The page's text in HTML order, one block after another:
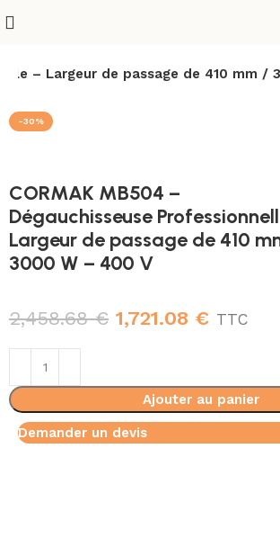
– Largeur de passage de 410 mm /
-30%
CORMAK MB504 –
Dégauchisseuse
Largeur de passage de 410
3000 W – 400 V
2,458.68€ 1,721.08 € TTC
Ajouter au panier
Demander un devis